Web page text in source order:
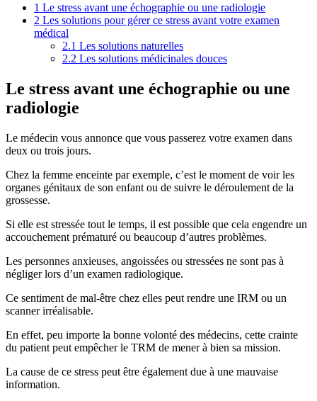
1 Le stress avant une échographie ou une radiologie
2 Les solutions pour gérer ce stress avant votre examen
médical
2.1 Les solutions naturelles
2.2 Les solutions médicinales douces
Le stress avant une échographie ou une
radiologie
Le médecin vous annonce que vous passerez votre examen dans
deux ou trois jours.
Chez la femme enceinte par exemple, c’est le moment de voir les
organes génitaux de son enfant ou de suivre le déroulement de la
grossesse.
Si elle est stressée tout le temps, il est possible que cela engendre un
accouchement prématuré ou beaucoup d’autres problèmes.
Les personnes anxieuses, angoissées ou stressées ne sont pas à
négliger lors d’un examen radiologique.
Ce sentiment de mal-être chez elles peut rendre une IRM ou un
scanner irréalisable.
En effet, peu importe la bonne volonté des médecins, cette crainte
du patient peut empêcher le TRM de mener à bien sa mission.
La cause de ce stress peut être également due à une mauvaise
information.